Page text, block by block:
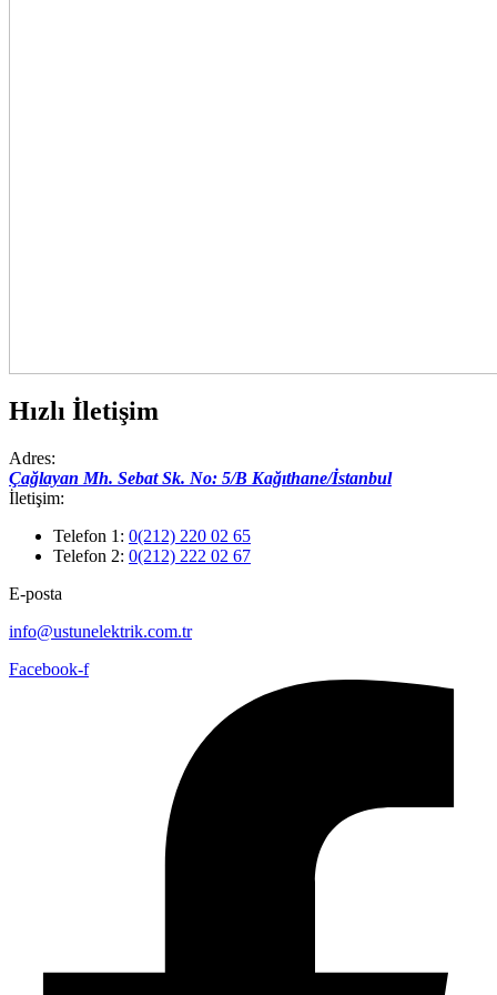
Hızlı İletişim
Adres:
Çağlayan Mh. Sebat Sk. No: 5/B Kağıthane/İstanbul
İletişim:
Telefon 1: 0(212) 220 02 65
Telefon 2: 0(212) 222 02 67
E-posta
info@ustunelektrik.com.tr
Facebook-f